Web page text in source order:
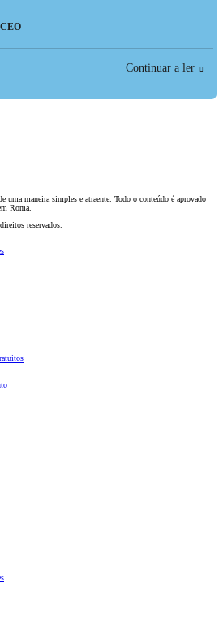
Continuar a ler
uma maneira simples e atraente. Todo o conteúdo é aprovado
Roma.
reservados.